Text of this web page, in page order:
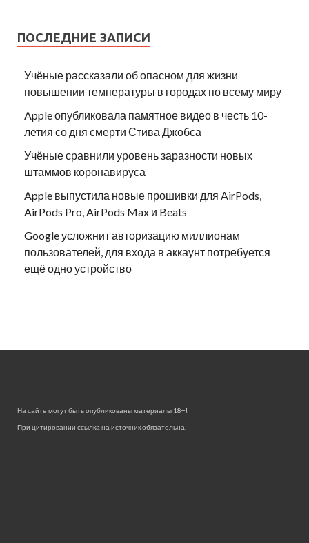
ПОСЛЕДНИЕ ЗАПИСИ
Учёные рассказали об опасном для жизни
повышении температуры в городах по всему миру
Apple опубликовала памятное видео в честь 10-
летия со дня смерти Стива Джобса
Учёные сравнили уровень заразности новых
штаммов коронавируса
Apple выпустила новые прошивки для AirPods,
AirPods Pro, AirPods Max и Beats
Google усложнит авторизацию миллионам
пользователей, для входа в аккаунт потребуется
ещё одно устройство
На сайте могут быть опубликованы материалы 18+!
При цитировании ссылка на источник обязательна.